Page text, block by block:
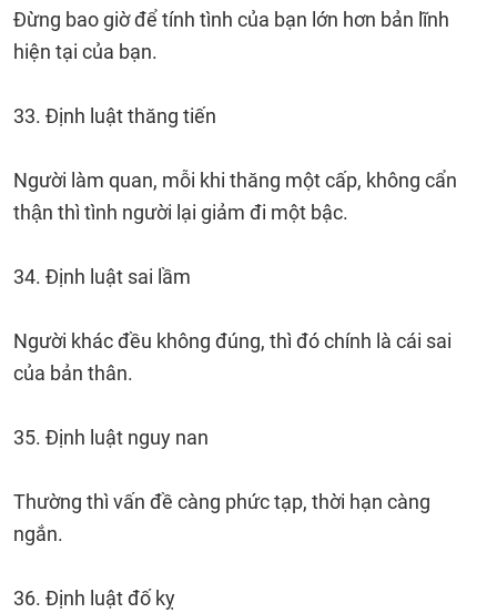
Đừng bao giờ để tính tình của bạn lớn hơn bản lĩnh
hiện tại của bạn.
33. Định luật thăng tiến
Người làm quan, mỗi khi thăng một cấp, không cẩn
thận thì tình người lại giảm đi một bậc.
34. Định luật sai lầm
Người khác đều không đúng, thì đó chính là cái sai
của bản thân.
35. Định luật nguy nan
Thường thì vấn đề càng phức tạp, thời hạn càng
ngắn.
36. Định luật đố kỵ